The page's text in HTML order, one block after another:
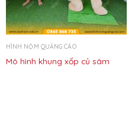
HÌNH NỘM QUẢNG CÁO
Mô hình khung xốp củ sâm